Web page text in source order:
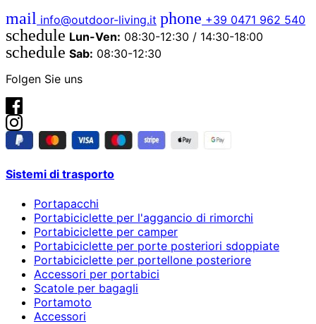
mail info@outdoor-living.it phone +39 0471 962 540
schedule Lun-Ven: 08:30-12:30 / 14:30-18:00
schedule Sab: 08:30-12:30
Folgen Sie uns
Sistemi di trasporto
Portapacchi
Portabiciclette per l'aggancio di rimorchi
Portabiciclette per camper
Portabiciclette per porte posteriori sdoppiate
Portabiciclette per portellone posteriore
Accessori per portabici
Scatole per bagagli
Portamoto
Accessori